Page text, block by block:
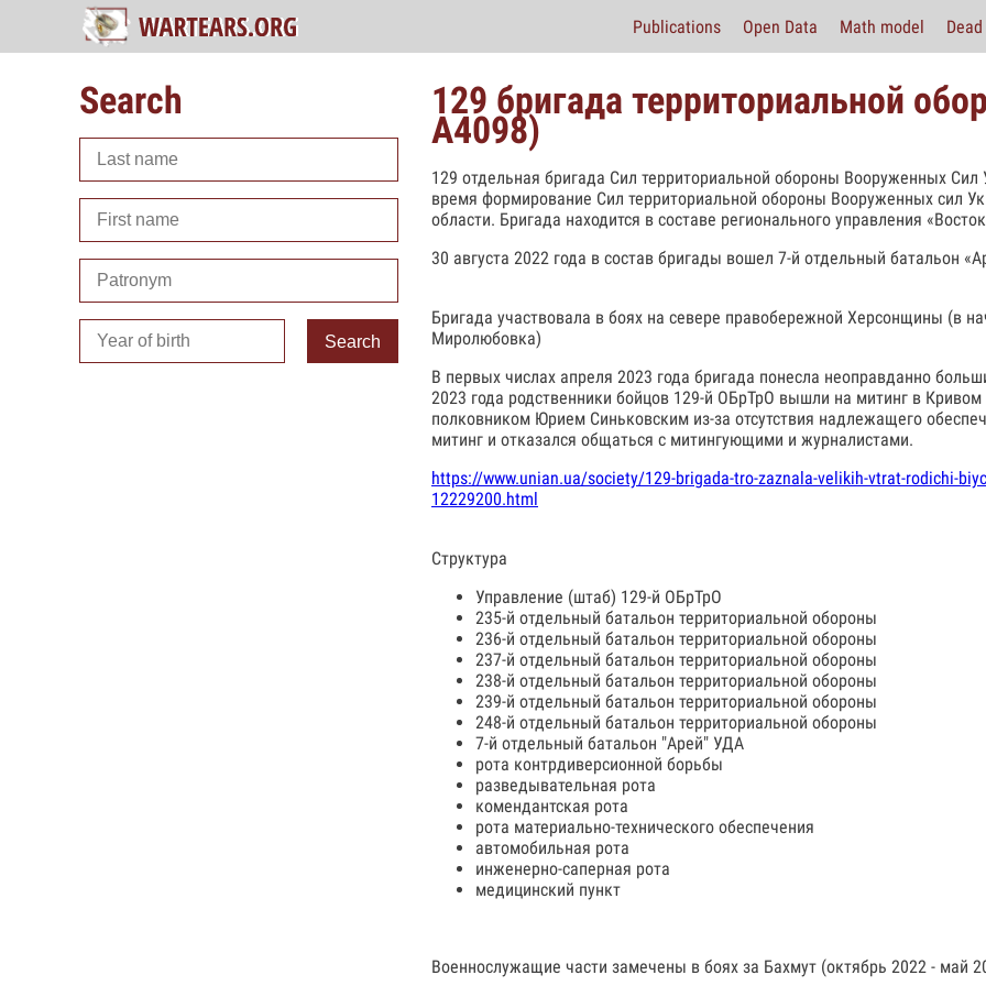
Publications Open Data Math model
Search
Search
129 бригада территориальной
А4098)
129 отдельная бригада Сил территориальной обороны Вооруженных
время формирование Сил территориальной обороны Вооруженных сил
области. Бригада находится в составе регионального управления
30 августа 2022 года в состав бригады вошел 7-й отдельный батальон
Бригада участвовала в боях на севере правобережной Херсонщины (в
Миролюбовка)
В первых числах апреля 2023 года бригада понесла неоправданно
2023 года родственники бойцов 129-й ОБрТрО вышли на митинг в
полковником Юрием Синьковским из-за отсутствия надлежащего
митинг и отказался общаться с митингующими и журналистами.
https://www.unian.ua/society/129-brigada-tro-zaznala-velikih-vtrat-rodichi-
12229200.html
Структура
Управление (штаб) 129-й ОБрТрО
235-й отдельный батальон территориальной обороны
236-й отдельный батальон территориальной обороны
237-й отдельный батальон территориальной обороны
238-й отдельный батальон территориальной обороны
239-й отдельный батальон территориальной обороны
248-й отдельный батальон территориальной обороны
7-й отдельный батальон "Арей" УДА
рота контрдиверсионной борьбы
разведывательная рота
комендантская рота
рота материально-технического обеспечения
автомобильная рота
инженерно-саперная рота
медицинский пункт
Военнослужащие части замечены в боях за Бахмут (октябрь 2022 - май